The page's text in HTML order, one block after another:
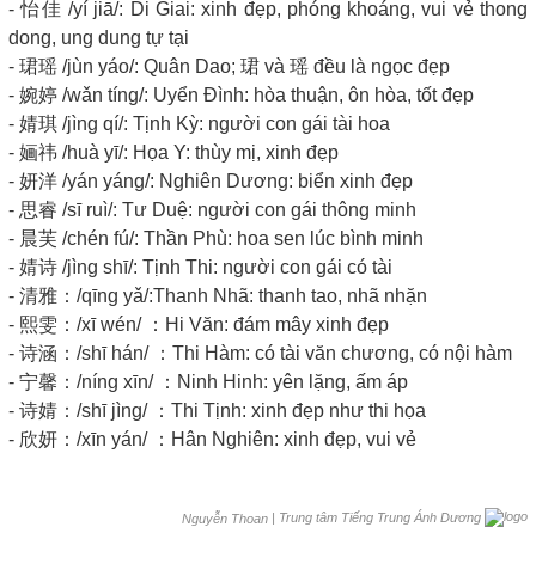
- 怡佳 /yí jiā/: Di Giai: xinh đẹp, phóng khoáng, vui vẻ thong
dong, ung dung tự tại
- 珺瑶 /jùn yáo/: Quân Dao; 珺 và 瑶 đều là ngọc đẹp
- 婉婷 /wǎn tíng/: Uyển Đình: hòa thuận, ôn hòa, tốt đẹp
- 婧琪 /jìng qí/: Tịnh Kỳ: người con gái tài hoa
- 婳祎 /huà yī/: Họa Y: thùy mị, xinh đẹp
- 妍洋 /yán yáng/: Nghiên Dương: biển xinh đẹp
- 思睿 /sī ruì/: Tư Duệ: người con gái thông minh
- 晨芙 /chén fú/: Thần Phù: hoa sen lúc bình minh
- 婧诗 /jìng shī/: Tịnh Thi: người con gái có tài
- 清雅：/qīng yǎ/:Thanh Nhã: thanh tao, nhã nhặn
- 熙雯：/xī wén/ ：Hi Văn: đám mây xinh đẹp
- 诗涵：/shī hán/ ：Thi Hàm: có tài văn chương, có nội hàm
- 宁馨：/níng xīn/ ：Ninh Hinh: yên lặng, ấm áp
- 诗婧：/shī jìng/ ：Thi Tịnh: xinh đẹp như thi họa
- 欣妍：/xīn yán/ ：Hân Nghiên: xinh đẹp, vui vẻ
Nguyễn Thoan Trung tâm Tiếng Trung Ánh Dương